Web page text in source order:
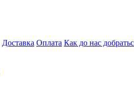
Доставка Оплата Как до нас